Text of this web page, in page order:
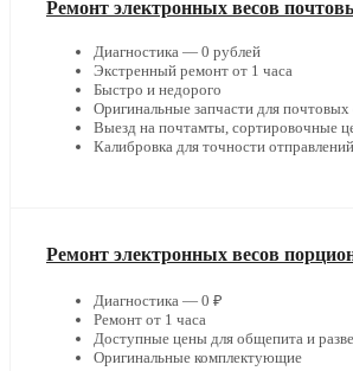
Ремонт электронных весов
Диагностика — 0 рублей
Экстренный ремонт от 1 часа
Быстро и недорого
Оригинальные запчасти для почтовых
Выезд на почтамты, сортировочные
Калибровка для точности отправлений
Ремонт электронных весов
Диагностика — 0 ₽
Ремонт от 1 часа
Доступные цены для общепита и
Оригинальные комплектующие